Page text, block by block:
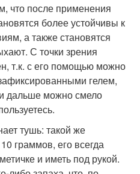
что после применения
более устойчивы к
а также становятся
С точки зрения
т.к. с его помощью можно
гелем,
дальше можно смело
тушь: такой же
граммов, его всегда
и иметь под рукой.